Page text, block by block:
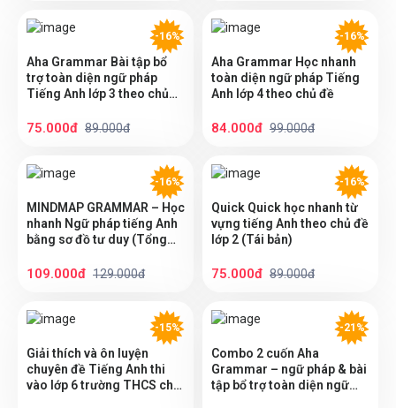
-16%
Aha Grammar Bài tập bổ
trợ toàn diện ngữ pháp
Tiếng Anh lớp 3 theo chủ
75.000đ 89.000đ
-16%
Aha Grammar Học nhanh
toàn diện ngữ pháp Tiếng
Anh lớp 4 theo chủ đề
84.000đ 99.000đ
-16%
MINDMAP GRAMMAR – Học
nhanh Ngữ pháp tiếng Anh
bằng sơ đồ tư duy (Tổng
theo chủ đề)
109.000đ 129.000đ
-16%
Quick Quick học nhanh từ
vựng tiếng Anh theo chủ đề
lớp 2 (Tái bản)
75.000đ 89.000đ
-15%
Giải thích và ôn luyện
chuyên đề Tiếng Anh thi
vào lớp 6 trường THCS chất
-21%
Combo 2 cuốn Aha
Grammar – ngữ pháp & bài
tập bổ trợ toàn diện ngữ